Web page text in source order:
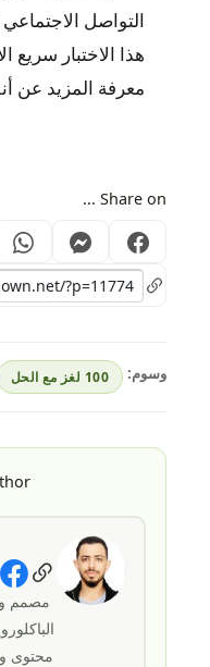
التواصل
هذا الاختبار سريع
معرفة المزيد عن
Share on ...
وسوم: 100 لغز مع الحل
Links
مصمم
محتوى